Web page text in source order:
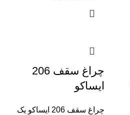
چراغ سقف 206
ایساکو
چراغ سقف 206 ایساکو یک